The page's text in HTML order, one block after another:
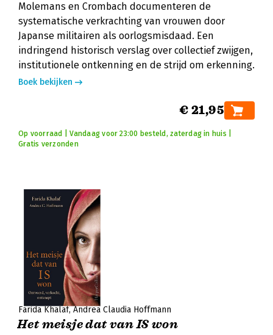
Molemans en Crombach documenteren de
systematische verkrachting van vrouwen door
Japanse militairen als oorlogsmisdaad. Een
indringend historisch verslag over collectief zwijgen,
institutionele ontkenning en de strijd om erkenning.
Boek bekijken
€ 21,95
Op voorraad | Vandaag voor 23:00 besteld, zaterdag in huis |
Gratis verzonden
Farida Khalaf Andrea Claudia Hoffmann
Het meisje dat van IS won